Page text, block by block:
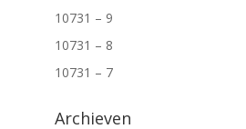
10731 – 9
10731 – 8
10731 – 7
Archieven